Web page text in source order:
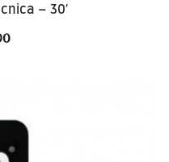
– 30′